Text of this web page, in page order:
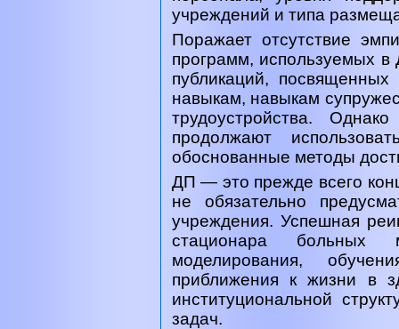
учреждений и типа
Поражает отсутствие
программ, используемых
публикаций,
навыкам, навыкам
трудоустройства.
продолжают
обоснованные методы
ДП — это прежде всего
не обязательно
учреждения. Успешная
стационара
моделирования,
приближения к жизни в
институциональной
задач.